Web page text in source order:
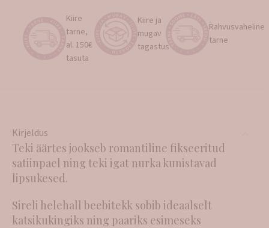
Kiire
tarne,
al. 150€
tasuta
Kiire ja
mugav
tagastus
Rahvusvaheline
tarne
Kirjeldus
Teki äärtes jookseb romantiline fikseeritud
satiinpael ning teki igat nurka kunistavad
lipsukesed.
Sireli helehall beebitekk sobib ideaalselt
katsikukingiks ning paariks esimeseks